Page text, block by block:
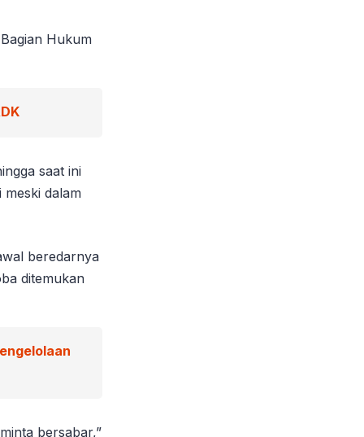
Hukum
saat ini
dalam
beredarnya
ditemukan
bersabar,”